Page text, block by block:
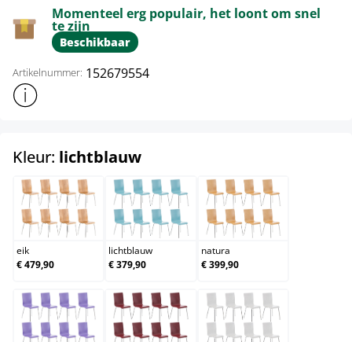
Momenteel erg populair, het loont om snel
te zijn
Beschikbaar
Artikelnummer: 152679554
Toon meer productinformatie
Kleur: lichtblauwselect
eik
eik
€ 479,90
lichtblauw
lichtblauw
€ 379,90
natura
natura
€ 399,90
purper rood wit